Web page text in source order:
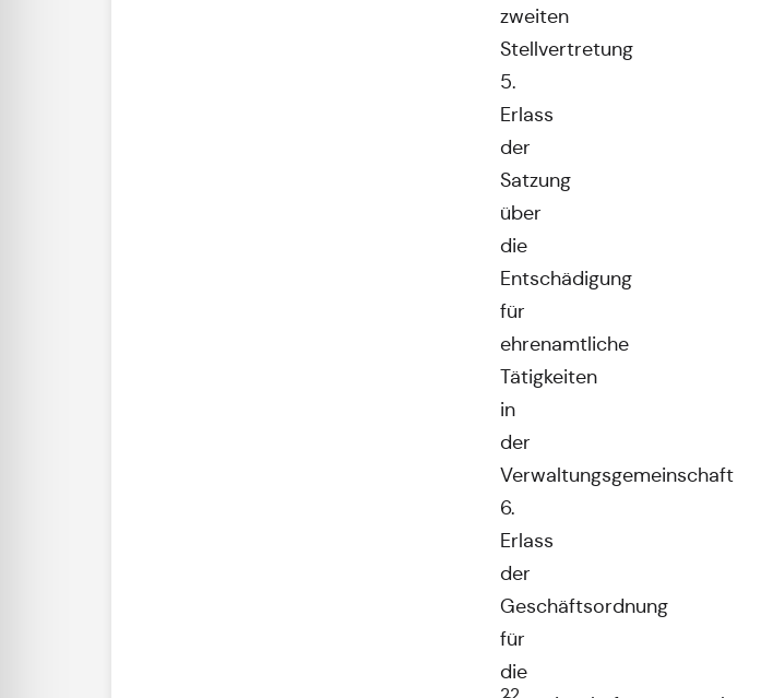
zweiten
Stellvertretung
5.
Erlass
der
Satzung
über
die
Entschädigung
für
ehrenamtliche
Tätigkeiten
in
der
Verwaltungsgemeinschaft
6.
Erlass
der
Geschäftsordnung
für
die